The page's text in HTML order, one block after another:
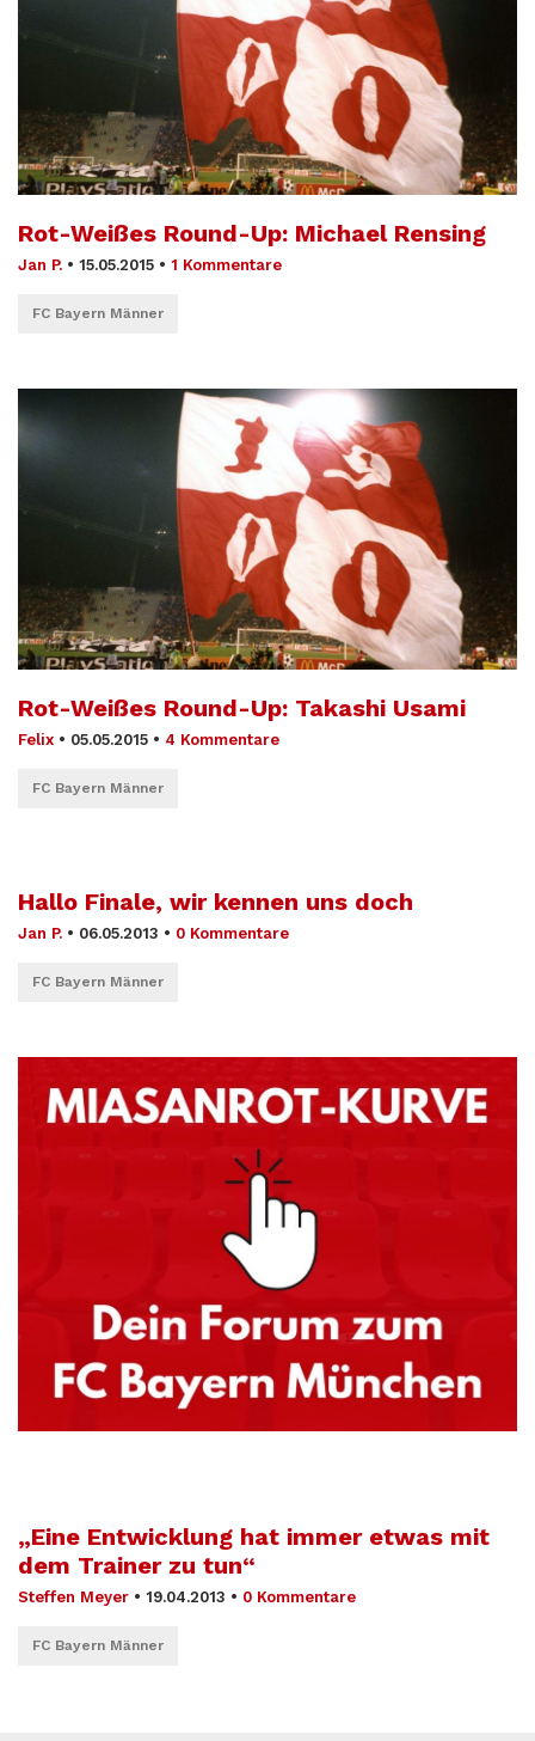
Rot-Weißes Round-Up: Michael Rensing
Jan P. • 15.05.2015 • 1 Kommentare
FC Bayern Männer
Rot-Weißes Round-Up: Takashi Usami
Felix • 05.05.2015 • 4 Kommentare
FC Bayern Männer
Hallo Finale, wir kennen uns doch
Jan P. • 06.05.2013 • 0 Kommentare
FC Bayern Männer
„Eine Entwicklung hat immer etwas mit
dem Trainer zu tun“
Steffen Meyer • 19.04.2013 • 0 Kommentare
FC Bayern Männer